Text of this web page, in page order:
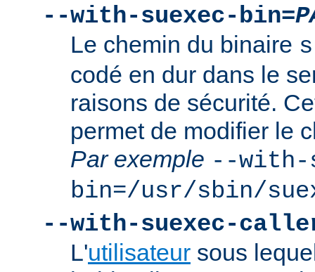
--with-suexec-bin=
Le chemin du binaire
codé en dur dans le
raisons de sécurité.
permet de modifier le
Par exemple --with-
bin=/usr/sbin/
--with-suexec-
L'utilisateur sous